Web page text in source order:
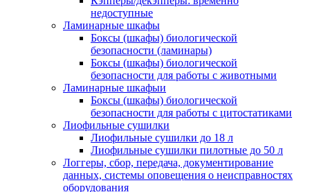
недоступные
Ламинарные шкафы
Боксы (шкафы) биологической
безопасности (ламинары)
Боксы (шкафы) биологической
безопасности для работы с животными
Ламинарные шкафыи
Боксы (шкафы) биологической
безопасности для работы с цитостатиками
Лиофильные сушилки
Лиофильные сушилки до 18 л
Лиофильные сушилки пилотные до 50 л
Логгеры, сбор, передача, документирование
данных, системы оповещения о неисправностях
оборудования